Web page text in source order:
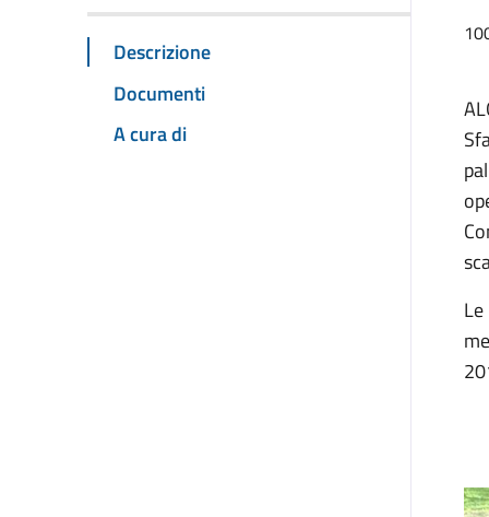
Descrizione
Documenti
A cura di